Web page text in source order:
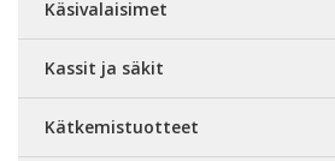
Käsivalaisimet
Kassit ja säkit
Kätkemistuotteet